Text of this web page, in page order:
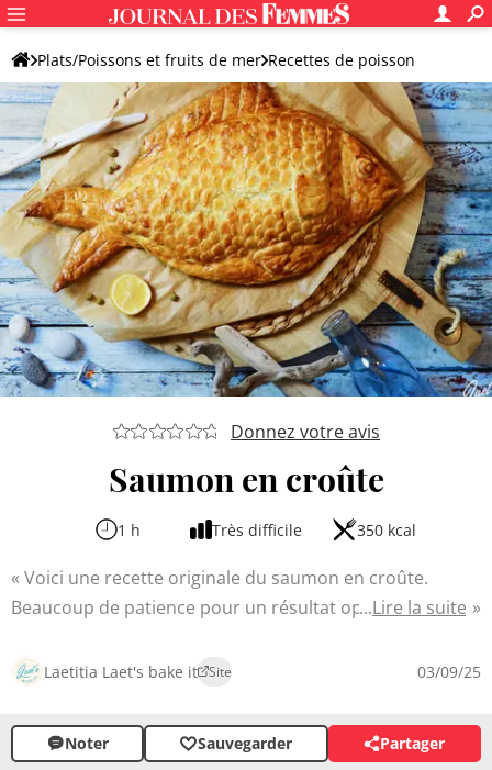
Plats/Poissons et fruits de mer Recettes de poisson
Saumon Saumon en croûte
Donnez votre avis
Saumon en croûte
1 h Très difficile 350 kcal
Voici une recette originale du saumon en croûte.
Beaucoup de patience pour un résultat optimal, cette
véritable œuvre d'art culinaire. La préparation
soigné promettent un résultat aussi spectaculaire que
savoureux, idéal pour impressionner vos convives lors
Lire la suite
Laetitia Laet's bake it Site 03/09/25
Noter Sauvegarder Partager